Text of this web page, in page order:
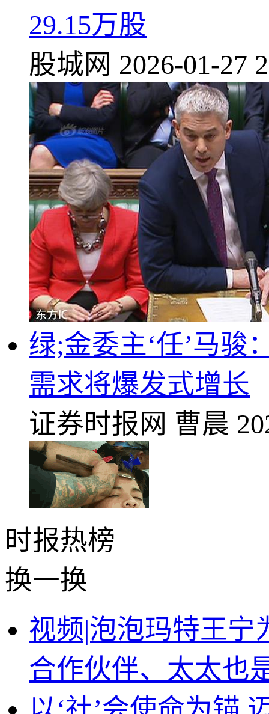
29.15万股
股城网 2026-01-27
绿;金委主‘任’马骏
需求将爆发式增长
证券时报网 曹晨
时报热榜
换一换
视频|泡泡玛特王宁
合作伙伴、太太也